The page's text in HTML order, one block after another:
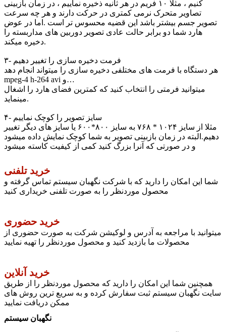
کنیم ، مثلا ۱۰ فریم در هر ثانیه ذخیره نماییم ، در زمان بازبینی
تصاویر متحرک نرمی کمتری در حرکت دارند و هر چه سرعت
تصویر جسم بیشتر باشد این قضیه محسوس تر است .اما در عوض
هارد شما دو برابر حالت عادی تصویر دوربین های مداربسته را
دخیره میکند.
۳- فرمت دخیره سازی را تغییر دهیم
هر دستگاه با فرمت های مختلفی دخیره سازی را میتواند انجام دهد
mpeg-4 h-264 avi و…
میتوانید فرمتی را انتخاب کنید که کمترین فضای هارد را اشغال
مینماید.
۴- سایز تصویر را کوچک نماییم
مثلا از سایز ۱۰۲۴ * ۷۶۸ به سایز ۸۰۰*۶۰۰ یا سایز های دیگر تغییر
دهیم.البته در زمان بازبینی تصویر به شما کوچک نمایش داده میشود
و در صورتی که آنرا بزرگ کنید کمی از کیفیت کاسته میشود
خرید تلفنی
شما این امکان را دارید که با شرکت نگهبان سیستم تماس گرفته و
محصول موردنظر را به صورت تلفنی خریداری کنید
خرید حضوری
میتوانید با مراجعه به آدرس و لوکیشن شرکت به صورت حضوری از
محصولات ما بازدید کنید و محصول موردنظر را تهیه نمایید
خرید آنلاین
همچنین شما این امکان را دارید که محصول موردنظر را از طریق
سایت نگهبان سیستم ثبت سفارش کرده و به سریع ترین روش های
ممکن دریافت نمایید
نگهبان سیستم